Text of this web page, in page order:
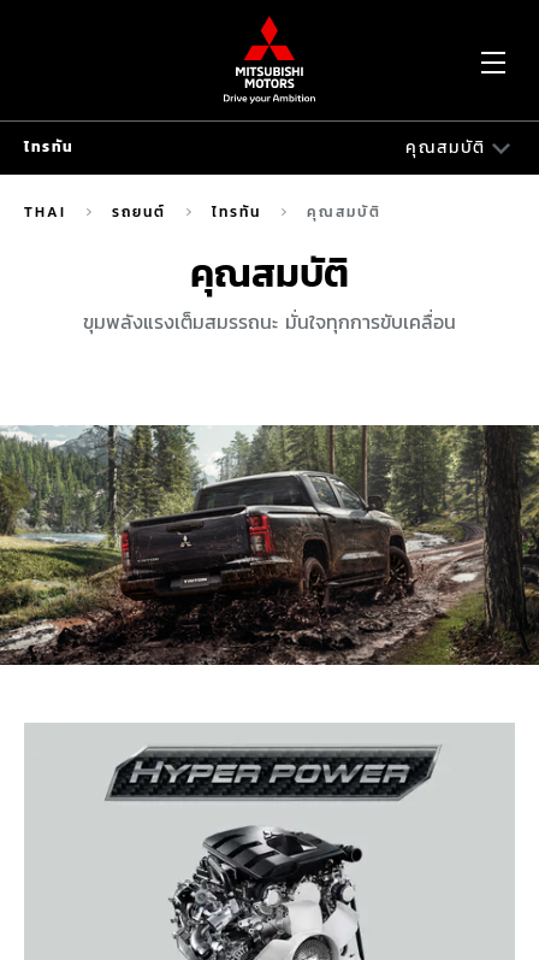
ไทรทัน คุณสมบัติ
MITSUBISHI CONNECT
ความปลอดภัย
ดีไซน์
ไฮไลท์
THAI รถยนต์ ไทรทัน คุณสมบัติ
คุณสมบัติ
ขุมพลังแรงเต็มสมรรถนะ มั่นใจทุกการขับเคลื่อน